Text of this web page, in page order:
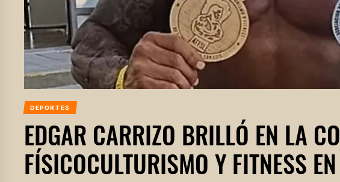
DEPORTES
EDGAR CARRIZO BRILLÓ EN LA
FÍSICOCULTURISMO Y FITNESS